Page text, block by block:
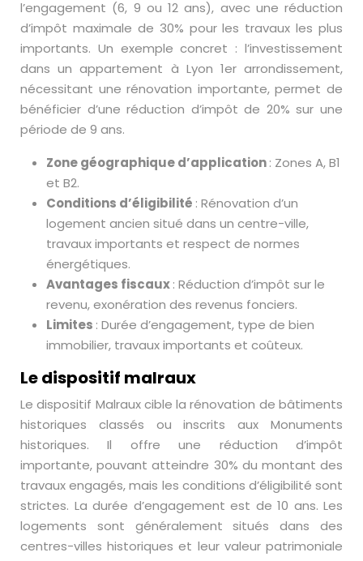
l’engagement (6, 9 ou 12 ans), avec une réduction
d’impôt maximale de 30% pour les travaux les plus
importants. Un exemple concret : l’investissement
dans un appartement à Lyon 1er arrondissement,
nécessitant une rénovation importante, permet de
bénéficier d’une réduction d’impôt de 20% sur une
période de 9 ans.
Zone géographique d’application: Zones A, B1
et B2.
Conditions d’éligibilité : Rénovation d’un
logement ancien situé dans un centre-ville,
travaux importants et respect de normes
énergétiques.
Avantages fiscaux: Réduction d’impôt sur le
revenu, exonération des revenus fonciers.
Limites : Durée d’engagement, type de bien
immobilier, travaux importants et coûteux.
Le dispositif malraux
Le dispositif Malraux cible la rénovation de bâtiments
historiques classés ou inscrits aux Monuments
historiques. Il offre une réduction d’impôt
importante, pouvant atteindre 30% du montant des
travaux engagés, mais les conditions d’éligibilité sont
strictes. La durée d’engagement est de 10 ans. Les
logements sont généralement situés dans des
centres-villes historiques et leur valeur patrimoniale